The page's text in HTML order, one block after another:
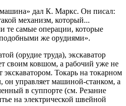
дал К. Маркс. Он писал:
механизм, который...
те самые операции, которые
же орудиями».
(орудие труда), экскаватор
своим ковшом, а рабочий уже не
экскаватором. Токарь на токарном
он управляет машиной-станком, а
в суппорте (см. Резание
на электрической швейной